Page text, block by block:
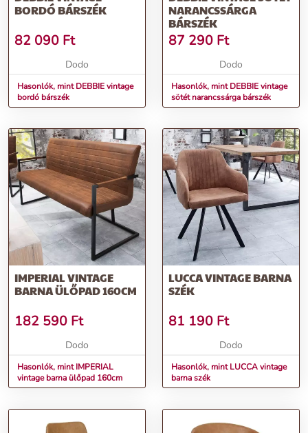
BORDÓ BÁRSZÉK
82 090 Ft
Dodo
Hasonlók, mint DEBBIE vintage
bordó bárszék
NARANCSSÁRGA
BÁRSZÉK
87 290 Ft
Dodo
Hasonlók, mint DEBBIE vintage
sötét narancssárga bárszék
IMPERIAL VINTAGE
BARNA ÜLŐPAD 160CM
182 590 Ft
Dodo
Hasonlók, mint IMPERIAL
vintage barna ülőpad 160cm
LUCCA VINTAGE BARNA
SZÉK
81 190 Ft
Dodo
Hasonlók, mint LUCCA vintage
barna szék